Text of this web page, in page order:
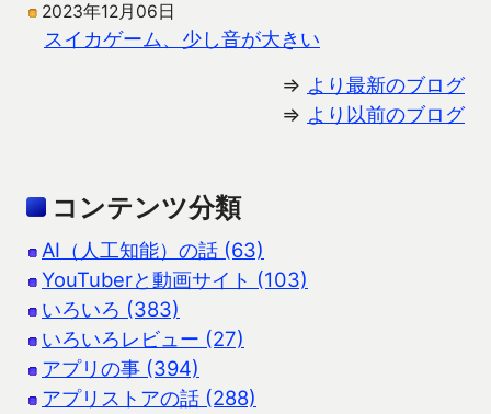
2023年12月06日
スイカゲーム、少し音が大きい
⇒ より最新のブログ
⇒ より以前のブログ
コンテンツ分類
AI（人工知能）の話 (63)
YouTuberと動画サイト (103)
いろいろ (383)
いろいろレビュー (27)
アプリの事 (394)
アプリストアの話 (288)